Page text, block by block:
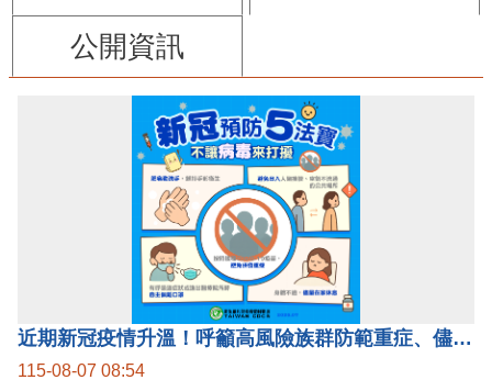
公開資訊
近期新冠疫情升溫！呼籲高風險族群防範重症、儘速接種疫苗及早就醫
115-08-07 08:54